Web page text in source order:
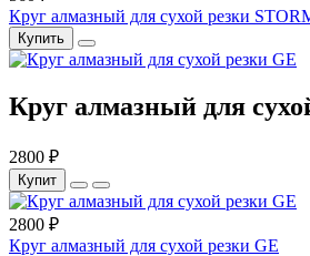
Круг алмазный для сухой резки
Купить
Круг алмазный для
2800 ₽
Купит
2800 ₽
Круг алмазный для сухой резки GЕ